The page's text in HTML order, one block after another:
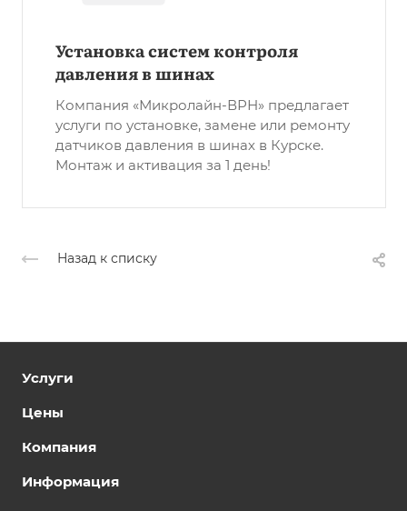
Установка систем контроля
давления в шинах
Компания «Микролайн-ВРН» предлагает
услуги по установке, замене или ремонту
датчиков давления в шинах в Курске.
Монтаж и активация за 1 день!
Назад к списку
Услуги
Цены
Компания
Информация